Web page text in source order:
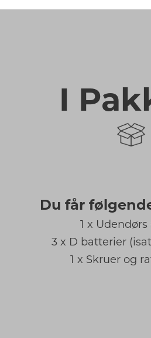
I
Du får
1 x Udendørs
3 x D batterier
1 x Skruer og